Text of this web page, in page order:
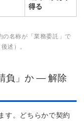
得る
の名称が「業務委託」で
述）。
負」か — 解除
す。どちらかで契約